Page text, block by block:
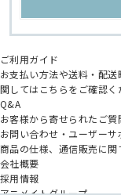
ご利用ガイド
お支払い方法や送料・配
関してはこちらをご確認く
Q&A
お客様から寄せられたご質
お問い合わせ・ユーザーサ
商品の仕様、通信販売に関
会社概要
採用情報